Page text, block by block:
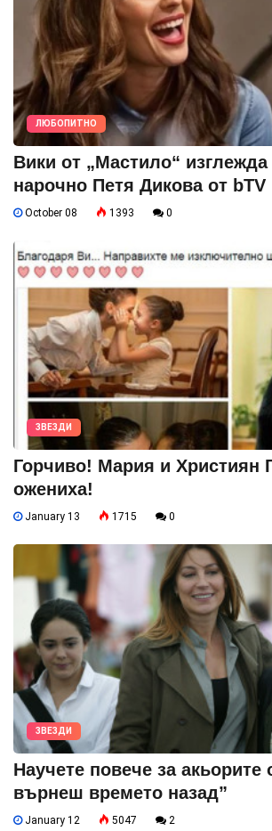
ЛЮБОПИТНО
Вики от „Мастило“ изглежда
нарочно Петя Дикова от bTV
October 08 1393 0
ЗВЕЗДИ
Горчиво! Мария и Християн
ожениха!
January 13 1715 0
ЗВЕЗДИ
Научете повече за акьорите
върнеш времето назад”
January 12 5047 2